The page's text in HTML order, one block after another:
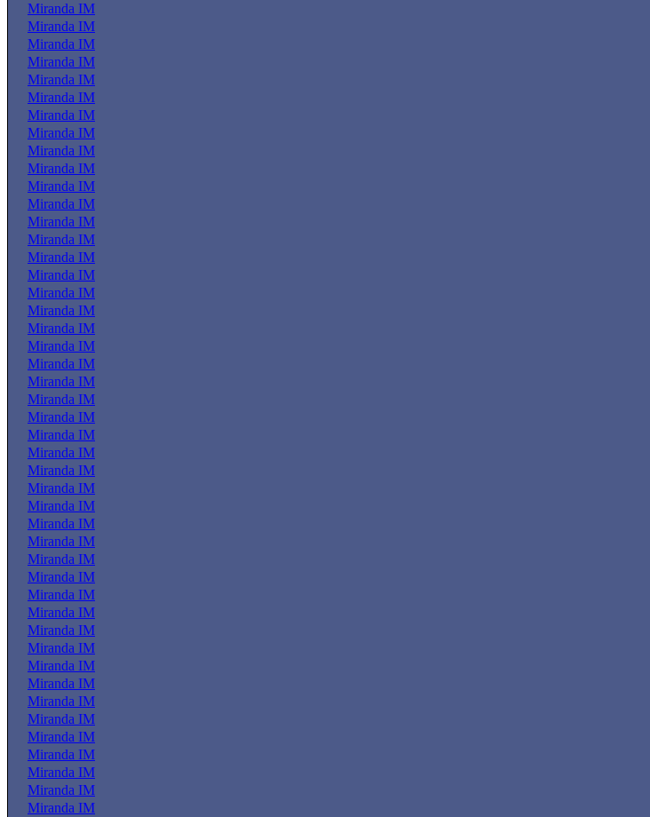
Miranda IM
Miranda IM
Miranda IM
Miranda IM
Miranda IM
Miranda IM
Miranda IM
Miranda IM
Miranda IM
Miranda IM
Miranda IM
Miranda IM
Miranda IM
Miranda IM
Miranda IM
Miranda IM
Miranda IM
Miranda IM
Miranda IM
Miranda IM
Miranda IM
Miranda IM
Miranda IM
Miranda IM
Miranda IM
Miranda IM
Miranda IM
Miranda IM
Miranda IM
Miranda IM
Miranda IM
Miranda IM
Miranda IM
Miranda IM
Miranda IM
Miranda IM
Miranda IM
Miranda IM
Miranda IM
Miranda IM
Miranda IM
Miranda IM
Miranda IM
Miranda IM
Miranda IM
Miranda IM